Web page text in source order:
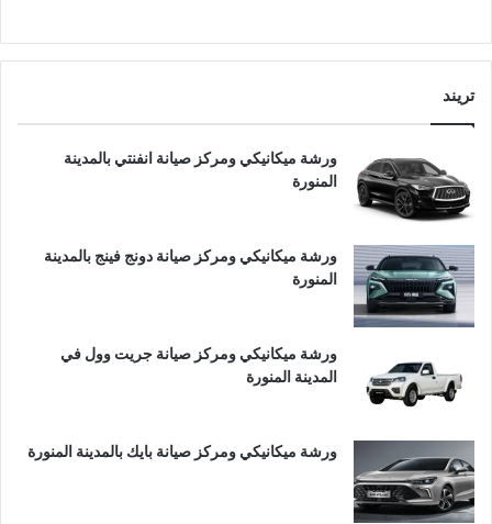
تريند
ورشة ميكانيكي ومركز صيانة انفنتي بالمدينة
المنورة
ورشة ميكانيكي ومركز صيانة دونج فينج بالمدينة
المنورة
ورشة ميكانيكي ومركز صيانة جريت وول في
المدينة المنورة
ورشة ميكانيكي ومركز صيانة بايك بالمدينة المنورة